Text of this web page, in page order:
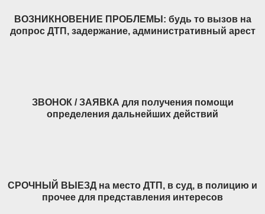
ВОЗНИКНОВЕНИЕ ПРОБЛЕМЫ: будь то вызов на
допрос ДТП, задержание, административный арест
ЗВОНОК / ЗАЯВКА для получения помощи
определения дальнейших действий
СРОЧНЫЙ ВЫЕЗД на место ДТП, в суд, в полицию и
прочее для представления интересов